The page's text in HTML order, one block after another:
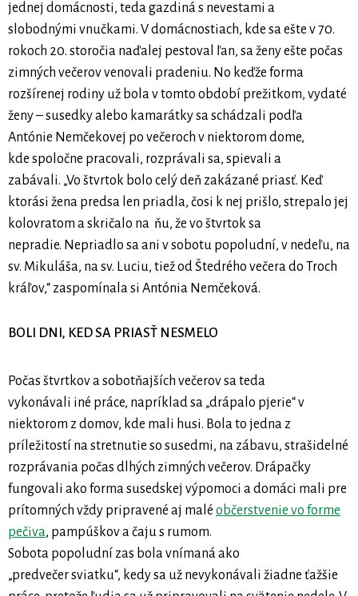
jednej domácnosti, teda gazdiná s nevestami a
slobodnými vnučkami. V domácnostiach, kde sa ešte v 70.
rokoch 20. storočia naďalej pestoval ľan, sa ženy ešte počas
zimných večerov venovali pradeniu. No keďže forma
rozšírenej rodiny už bola v tomto období prežitkom, vydaté
ženy – susedky alebo kamarátky sa schádzali podľa
Antónie Nemčekovej po večeroch v niektorom dome,
kde spoločne pracovali, rozprávali sa, spievali a
zabávali. „Vo štvrtok bolo celý deň zakázané priasť. Keď
ktorási žena predsa len priadla, čosi k nej prišlo, strepalo jej
kolovratom a skričalo na ňu, že vo štvrtok sa
nepradie. Nepriadlo sa ani v sobotu popoludní, v nedeľu, na
sv. Mikuláša, na sv. Luciu, tiež od Štedrého večera do Troch
kráľov,“ zaspomínala si Antónia Nemčeková.
BOLI DNI, KED SA PRIASŤ NESMELO
Počas štvrtkov a sobotňajších večerov sa teda
vykonávali iné práce, napríklad sa „drápalo pjerie“ v
niektorom z domov, kde mali husi. Bola to jedna z
príležitostí na stretnutie so susedmi, na zábavu, strašidelné
rozprávania počas dlhých zimných večerov. Drápačky
fungovali ako forma susedskej výpomoci a domáci mali pre
prítomných vždy pripravené aj malé občerstvenie vo forme
pečiva, pampúškov a čaju s rumom.
Sobota popoludní zas bola vnímaná ako
„predvečer sviatku“, kedy sa už nevykonávali žiadne ťažšie